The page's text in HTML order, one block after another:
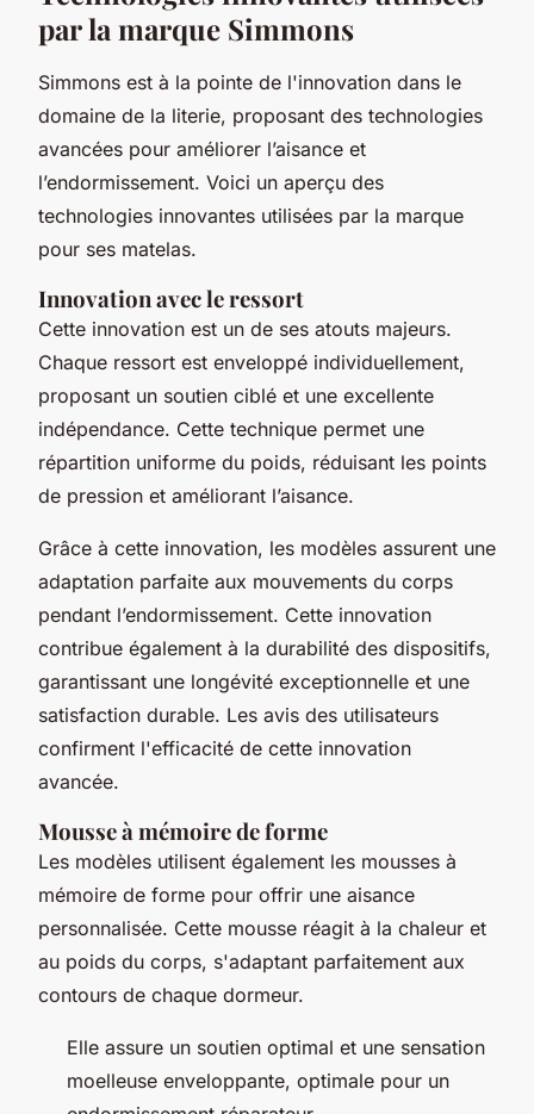
par la marque Simmons
Simmons est à la pointe de l'innovation dans le
domaine de la literie, proposant des technologies
avancées pour améliorer l’aisance et
l’endormissement. Voici un aperçu des
technologies innovantes utilisées par la marque
pour ses matelas.
Innovation avec le ressort
Cette innovation est un de ses atouts majeurs.
Chaque ressort est enveloppé individuellement,
proposant un soutien ciblé et une excellente
indépendance. Cette technique permet une
répartition uniforme du poids, réduisant les points
de pression et améliorant l’aisance.
Grâce à cette innovation, les modèles assurent une
adaptation parfaite aux mouvements du corps
pendant l’endormissement. Cette innovation
contribue également à la durabilité des dispositifs,
garantissant une longévité exceptionnelle et une
satisfaction durable. Les avis des utilisateurs
confirment l'efficacité de cette innovation
avancée.
Mousse à mémoire de forme
Les modèles utilisent également les mousses à
mémoire de forme pour offrir une aisance
personnalisée. Cette mousse réagit à la chaleur et
au poids du corps, s'adaptant parfaitement aux
contours de chaque dormeur.
Elle assure un soutien optimal et une sensation
moelleuse enveloppante, optimale pour un